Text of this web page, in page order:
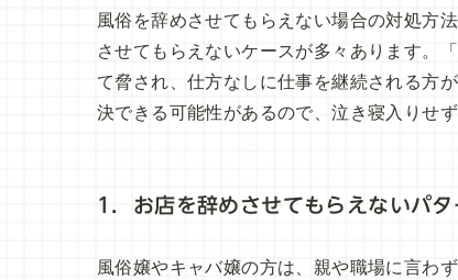
風俗を辞めさせてもらえない場合の対処方
させてもらえないケースが多々あります。
て脅され、仕方なしに仕事を継続される方
決できる可能性があるので、泣き寝入りせ
1．お店を辞めさせてもらえないパタ
風俗嬢やキャバ嬢の方は、親や職場に言わ